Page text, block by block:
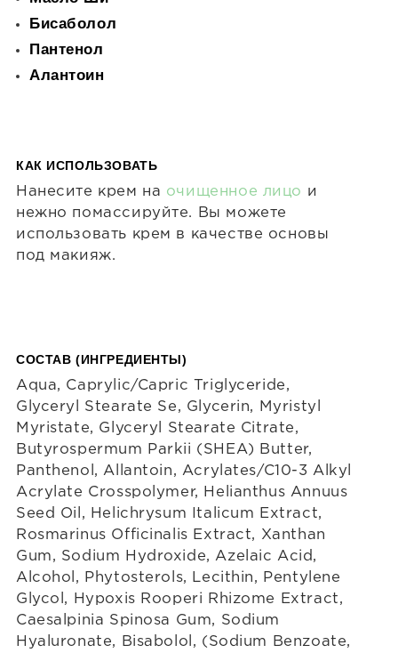
Бисаболол
Пантенол
Алантоин
КАК ИСПОЛЬЗОВАТЬ
Нанесите крем на очищенное лицо и
нежно помассируйте. Вы можете
использовать крем в качестве основы
под макияж.
СОСТАВ (ИНГРЕДИЕНТЫ)
Aqua, Caprylic/Capric Triglyceride,
Glyceryl Stearate Se, Glycerin, Myristyl
Myristate, Glyceryl Stearate Citrate,
Butyrospermum Parkii (SHEA) Butter,
Panthenol, Allantoin, Acrylates/C10-3 Alkyl
Acrylate Crosspolymer, Helianthus Annuus
Seed Oil, Helichrysum Italicum Extract,
Rosmarinus Officinalis Extract, Xanthan
Gum, Sodium Hydroxide, Azelaic Acid,
Alcohol, Phytosterols, Lecithin, Pentylene
Glycol, Hypoxis Rooperi Rhizome Extract,
Caesalpinia Spinosa Gum, Sodium
Hyaluronate, Bisabolol, (Sodium Benzoate,